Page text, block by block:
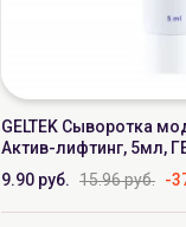
GELTEK Сыворотка
Актив-лифтинг, 5мл,
9.90 руб. 15.96 руб. -